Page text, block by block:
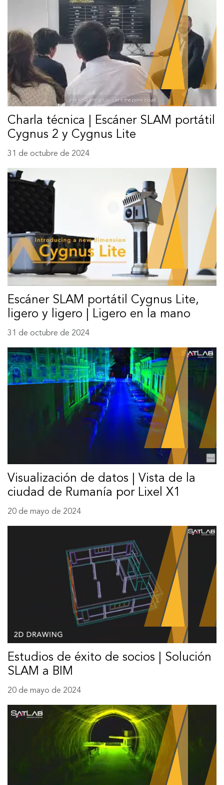
Charla técnica | Escáner SLAM portátil
Cygnus 2 y Cygnus Lite
31 de octubre de 2024
Escáner SLAM portátil Cygnus Lite,
ligero y ligero | Ligero en la mano
31 de octubre de 2024
Visualización de datos | Vista de la
ciudad de Rumanía por Lixel X1
20 de mayo de 2024
Estudios de éxito de socios | Solución
SLAM a BIM
20 de mayo de 2024